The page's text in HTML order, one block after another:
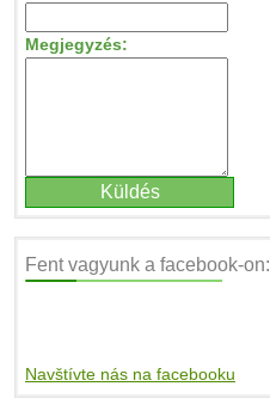
Megjegyzés:
Fent vagyunk a facebook-on:
Navštívte nás na facebooku